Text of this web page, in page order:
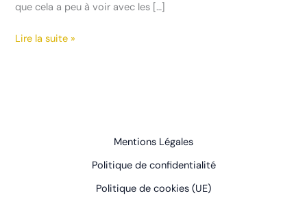
que cela a peu à voir avec les […]
Lire la suite »
Mentions Légales
Politique de confidentialité
Politique de cookies (UE)